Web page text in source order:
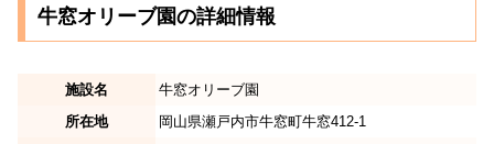
牛窓オリーブ園の詳細情報
施設名
牛窓オリーブ園
所在地
岡山県瀬戸内市牛窓町牛窓412-1